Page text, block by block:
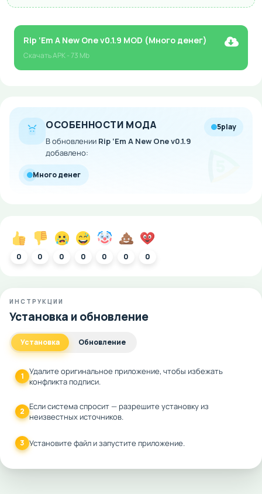
Rip ‘Em A New One v0.1.9 MOD (Много денег)
СкачатьAPK- 73 Mb
ОСОБЕННОСТИ МОДА
В обновлении Rip ‘Em A New One v0.1.9
добавлено:
5play
Много денег
0 0 0 0 0 0 0
ИНСТРУКЦИИ
Установка и обновление
Установка Обновление
1 Удалите оригинальное приложение, чтобы избежать
конфликта подписи.
2 Если система спросит — разрешите установку из
неизвестных источников.
3 Установите файл и запустите приложение.